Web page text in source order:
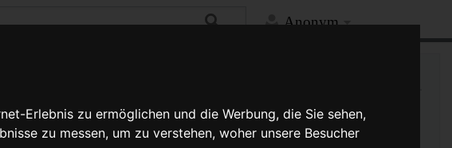
Erlebnis zu ermöglichen und die Werbung, die Sie sehen,
zu messen, um zu verstehen, woher unsere Besucher
Anonym
anzeigen Versionsgeschichte
Links auf diese Seite
Änderungen an verlinkten
Seiten